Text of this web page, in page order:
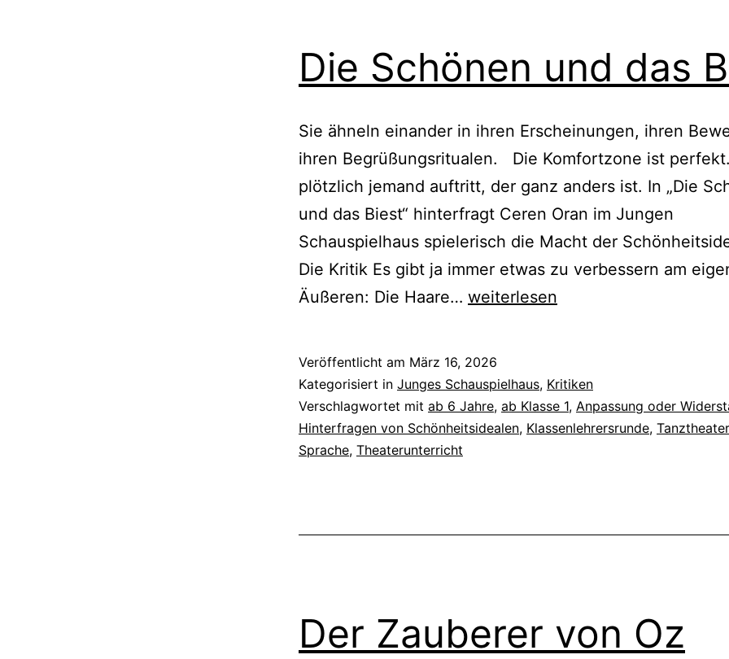
Die Schönen und das
Sie ähneln einander in ihren Erscheinungen, ihren
ihren Begrüßungsritualen. Die Komfortzone ist
plötzlich jemand auftritt, der ganz anders ist. In „Die
und das Biest“ hinterfragt Ceren Oran im Jungen
Schauspielhaus spielerisch die Macht der
Die Kritik Es gibt ja immer etwas zu verbessern am
Äußeren: Die Haare… Die
das
Biest
weiterlesen
Veröffentlicht am März 16, 2026
Kategorisiert in Junges Schauspielhaus, Kritiken
Verschlagwortet mit ab 6 Jahre, ab Klasse 1, Anpassung oder
Hinterfragen von Schönheitsidealen, Klassenlehrersrunde,
Sprache, Theaterunterricht
Der Zauberer von Oz